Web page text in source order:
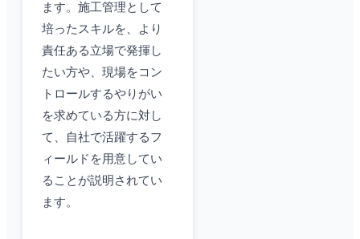
ます。施工管理として
培ったスキルを、より
責任ある立場で発揮し
たい方や、現場をコン
トロールするやりがい
を求めている方に対し
て、自社で活躍するフ
ィールドを用意してい
ることが説明されてい
ます。